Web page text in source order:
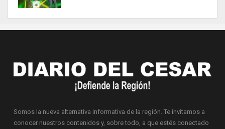
Somos la nueva alternativa informativa de la región. Te invitamos a
conocer nuestros contenidos y, sobre todo, a que estés conectado